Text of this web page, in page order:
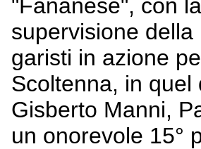
"Fananese", con
supervisione
garisti in azione
Scoltenna, in
Gisberto Manni,
un onorevole 15°